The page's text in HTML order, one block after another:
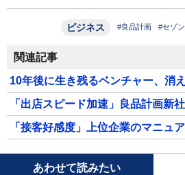
ビジネス #良品計画 #セゾン
関連記事
10年後に生き残るベンチャー、消
「出店スピード加速」良品計画新
「接客好感度」上位企業のマニュ
あわせて読みたい